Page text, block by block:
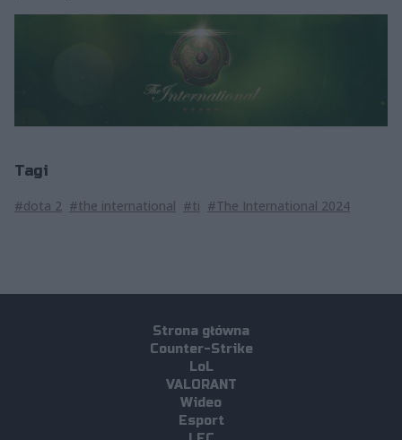
Tagi
#dota 2 #the international #ti #The International 2024
Strona główna
Counter-Strike
LoL
VALORANT
Wideo
Esport